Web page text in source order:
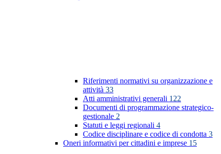
Riferimenti normativi su organizzazione e
attività 33
Atti amministrativi generali 122
Documenti di programmazione strategico-
gestionale 2
Statuti e leggi regionali 4
Codice disciplinare e codice di condotta 3
Oneri informativi per cittadini e imprese 15